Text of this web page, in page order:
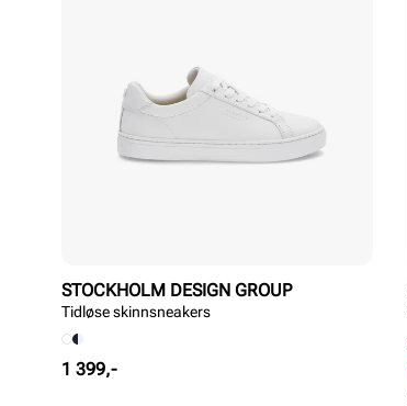
STOCKHOLM DESIGN GROUP
Tidløse skinnsneakers
Pris
1 399,-